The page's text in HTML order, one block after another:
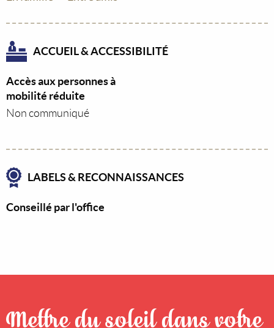
ACCUEIL & ACCESSIBILITÉ
Accès aux personnes à
mobilité réduite
Non communiqué
LABELS & RECONNAISSANCES
Conseillé par l'office
Mettre du soleil dans votre